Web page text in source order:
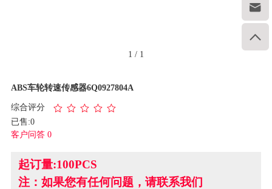


1 / 1
ABS车轮转速传感器6Q0927804A
综合评分
已售:0
客户问答 0
起订量:100PCS
注：如果您有任何问题，请联系我们